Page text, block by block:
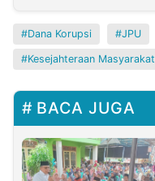
Dana Korupsi JPU
Kesejahteraan Masyarakat
BACA JUGA